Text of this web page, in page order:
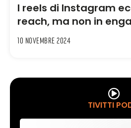
I reels di Instagram
reach, ma non in
10 Novembre 2024
TIVITTI